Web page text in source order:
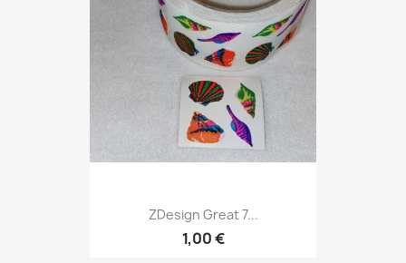
ZDesign Great 7...
1,00 €